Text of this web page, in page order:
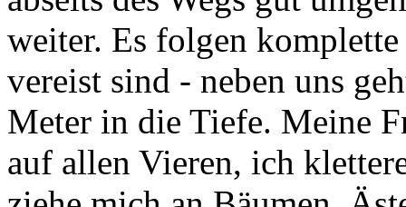
weiter. Es folgen
vereist sind - neben uns
Meter in die Tiefe. Meine
auf allen Vieren, ich